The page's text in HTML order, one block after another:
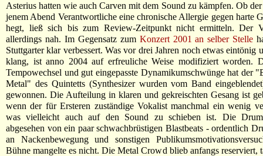
Asterius hatten wie auch Carven mit dem Sound zu kämpfen. Ob
jenem Abend Verantwortliche eine chronische Allergie gegen harte
hegt, ließ sich bis zum Review-Zeitpunkt nicht ermitteln. Der
allerdings nah. Im Gegensatz zum Konzert 2001 an selber Stelle
Stuttgarter klar verbessert. Was vor drei Jahren noch etwas eintönig
klang, ist anno 2004 auf erfreuliche Weise modifiziert worden.
Tempowechsel und gut eingepasste Dynamikumschwünge hat der
Metal" des Quintetts (Synthesizer wurden vom Band
gewonnen. Die Aufteilung in klaren und gekreischten Gesang ist
wenn der für Ersteren zuständige Vokalist manchmal ein wenig
was vielleicht auch auf den Sound zu schieben ist. Die
abgesehen von ein paar schwachbrüstigen Blastbeats - ordentlich
an Nackenbewegung und sonstigen
Bühne mangelte es nicht. Die Metal Crowd blieb anfangs reserviert,